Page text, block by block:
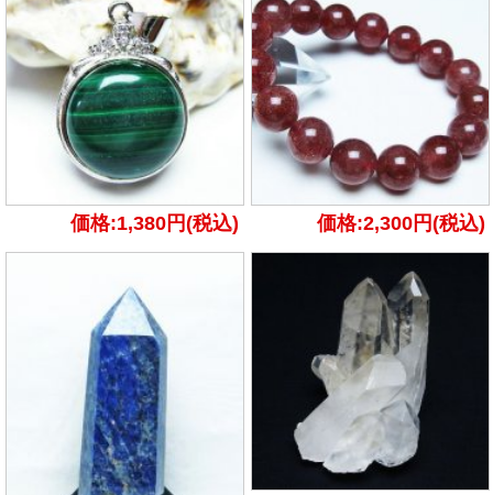
価格:1,380円(税込) 価格:2,300円(税込)